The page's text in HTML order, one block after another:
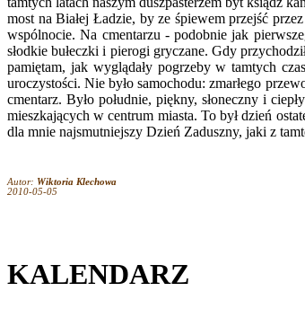
most na Białej Ładzie, by ze śpiewem przejść
wspólnocie. Na cmentarzu - podobnie jak
słodkie bułeczki i pierogi gry­czane. Gdy
pamiętam, jak wyglądały pogrze­by w tamtych
uroczy­stości. Nie było samochodu: zmarłego
cmen­tarz. Było południe, piękny, słoneczny i
mieszkających w cen­trum miasta. To był dzień
dla mnie najsmutniejszy Dzień Zaduszny, jaki z
Autor: Wiktoria Klechowa
2010-05-05
KALENDARZ